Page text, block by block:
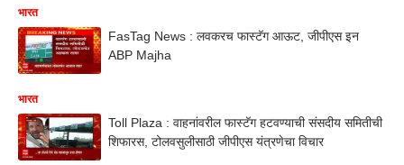
भारत
FasTag News : लवकरच फास्टॅग आऊट, जीपीएस इन
ABP Majha
भारत
Toll Plaza : वाहनांवरील फास्टॅग हटवण्याची संसदीय समितीची
शिफारस, टोलवसुलीसाठी जीपीएस यंत्रणेचा विचार